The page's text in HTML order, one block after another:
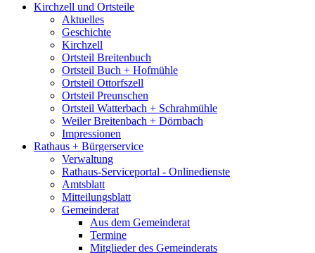
Kirchzell und Ortsteile
Aktuelles
Geschichte
Kirchzell
Ortsteil Breitenbuch
Ortsteil Buch + Hofmühle
Ortsteil Ottorfszell
Ortsteil Preunschen
Ortsteil Watterbach + Schrahmühle
Weiler Breitenbach + Dörnbach
Impressionen
Rathaus + Bürgerservice
Verwaltung
Rathaus-Serviceportal - Onlinedienste
Amtsblatt
Mitteilungsblatt
Gemeinderat
Aus dem Gemeinderat
Termine
Mitglieder des Gemeinderats